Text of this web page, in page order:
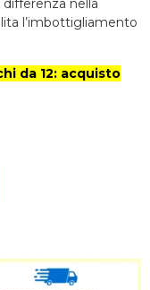
nella
l’imbottigliamento
da 12: acquisto